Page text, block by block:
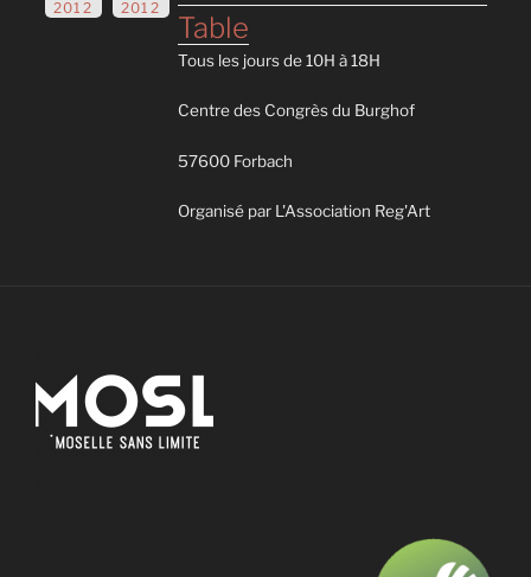
2012 2012
Table
Tous les jours de 10H à 18H
Centre des Congrès du Burghof
57600 Forbach
Organisé par L'Association Reg'Art